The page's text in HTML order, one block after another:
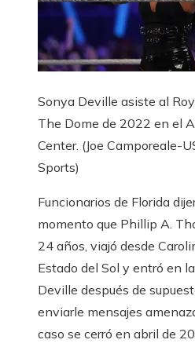
Sonya Deville asiste al
The Dome de 2022 en el
Center. (Joe Camporeale-
Sports)
Funcionarios de Florida
momento que Phillip A.
24 años, viajó desde
Estado del Sol y entró en
Deville después de
enviarle mensajes
caso se cerró en abril de